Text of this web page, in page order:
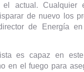
el actual. Cualquier
de nuevo los
de Energía
es capaz en
en el fuego para